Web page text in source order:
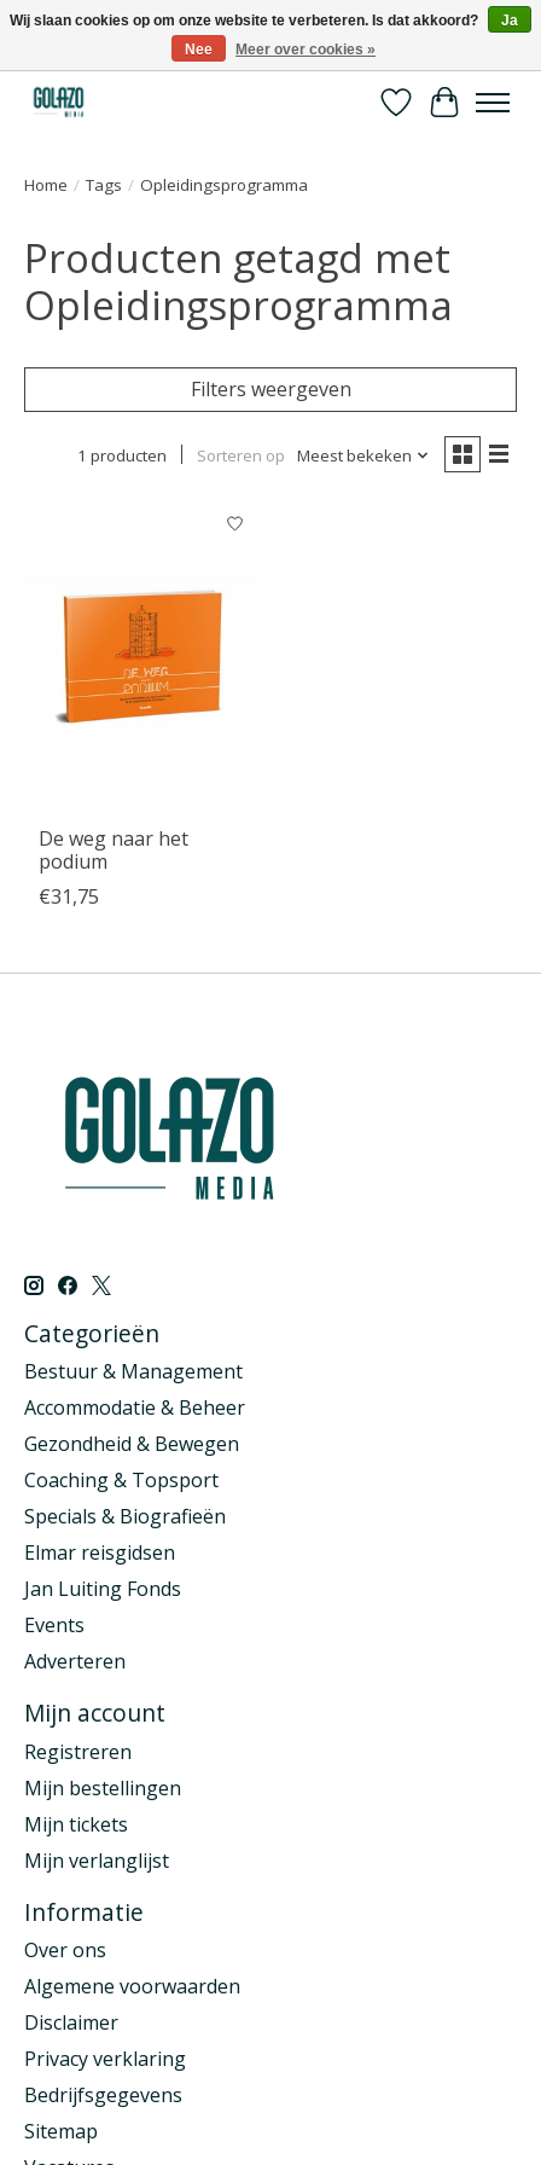
Kennispartner in sport, bewegen en gezondheid
Verlanglijst
Home / Tags / Opleidingsprogramma
Producten getagd met
Opleidingsprogramma
Filters weergeven
1 producten Sorteren op Meest bekeken
De weg naar het
podium
€31,75
Categorieën
Bestuur & Management
Accommodatie & Beheer
Gezondheid & Bewegen
Coaching & Topsport
Specials & Biografieën
Elmar reisgidsen
Jan Luiting Fonds
Events
Adverteren
Mijn account
Registreren
Mijn bestellingen
Mijn tickets
Mijn verlanglijst
Informatie
Over ons
Algemene voorwaarden
Disclaimer
Privacy verklaring
Bedrijfsgegevens
Sitemap
Wij slaan cookies op om onze website te verbeteren. Is dat akkoord?
Ja
Nee
Meer over cookies »